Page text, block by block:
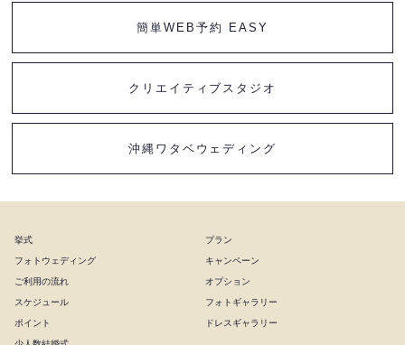
簡単WEB予約 EASY
クリエイティブスタジオ
沖縄ワタベウェディング
挙式
フォトウェディング
ご利用の流れ
スケジュール
ポイント
プラン
キャンペーン
オプション
フォトギャラリー
ドレスギャラリー